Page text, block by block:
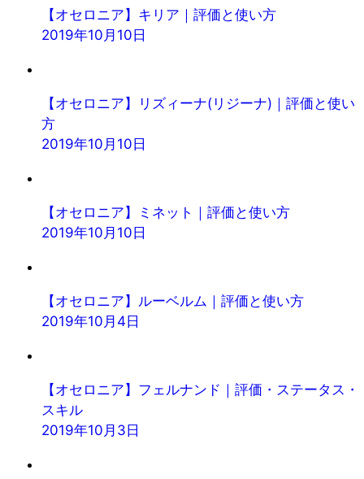
【オセロニア】キリア｜評価と使い方
2019年10月10日
【オセロニア】リズィーナ(リジーナ)｜評価と使い
方
2019年10月10日
【オセロニア】ミネット｜評価と使い方
2019年10月10日
【オセロニア】ルーベルム｜評価と使い方
2019年10月4日
【オセロニア】フェルナンド｜評価・ステータス・
スキル
2019年10月3日